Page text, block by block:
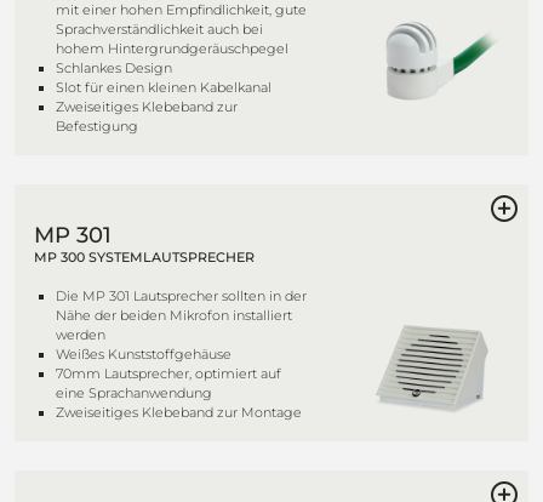
mit einer hohen Empfindlichkeit, gute
Sprachverständlichkeit auch bei
hohem Hintergrundgeräuschpegel
Schlankes Design
Slot für einen kleinen Kabelkanal
Zweiseitiges Klebeband zur
Befestigung
MP 301
MP 300 SYSTEMLAUTSPRECHER
Die MP 301 Lautsprecher sollten in der
Nähe der beiden Mikrofon installiert
werden
Weißes Kunststoffgehäuse
70mm Lautsprecher, optimiert auf
eine Sprachanwendung
Zweiseitiges Klebeband zur Montage